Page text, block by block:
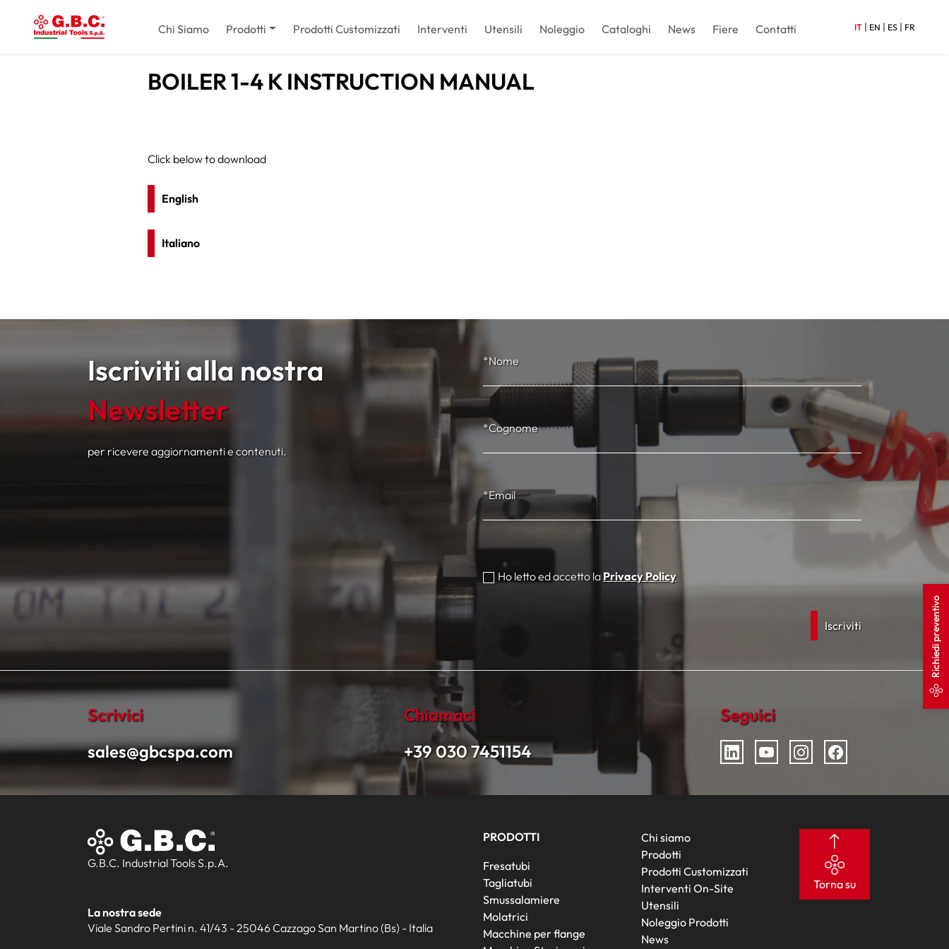
Chi Siamo Prodotti Prodotti Customizzati Interventi Utensili Noleggio Cataloghi News Fiere Contatti IT | EN | ES | FR
Richiedi preventivo
BOILER 1-4 K INSTRUCTION MANUAL
Click below to download
English
Italiano
Iscriviti alla nostra
Newsletter
per ricevere aggiornamenti e contenuti.
*Nome
*Cognome
*Email
Ho letto ed accetto la Privacy Policy
Scrivici
sales@gbcspa.com
Chiamaci
+39 030 7451154
Seguici
G.B.C. Industrial Tools S.p.A.
La nostra sede
Viale Sandro Pertini n. 41/43 - 25046 Cazzago San Martino (Bs) - Italia
PRODOTTI
Fresatubi
Tagliatubi
Smussalamiere
Molatrici
Macchine per flange
Chi siamo
Prodotti
Prodotti Customizzati
Interventi On-Site
Utensili
Noleggio Prodotti
News
Torna su